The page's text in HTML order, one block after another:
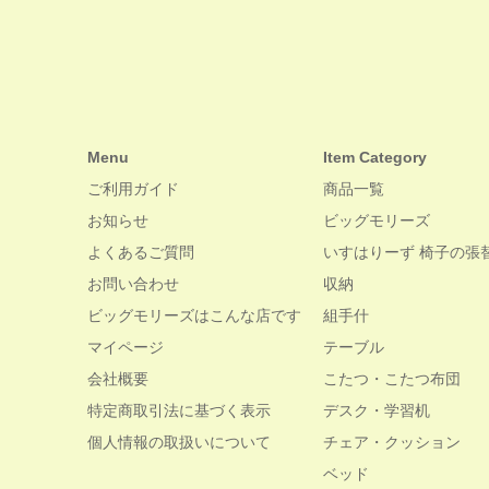
Menu
ご利用ガイド
お知らせ
よくあるご質問
お問い合わせ
ビッグモリーズはこんな店です
マイページ
会社概要
特定商取引法に基づく表示
個人情報の取扱いについて
Item Category
商品一覧
ビッグモリーズ
いすはりーず 椅子の張
収納
組手什
テーブル
こたつ・こたつ布団
デスク・学習机
チェア・クッション
ベッド